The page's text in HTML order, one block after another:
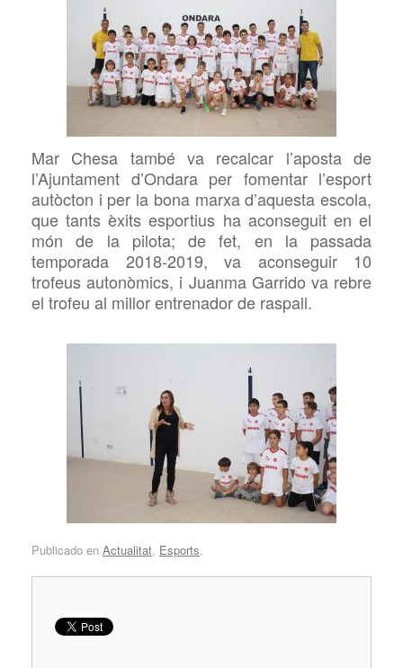
Mar Chesa també va recalcar l’aposta de
l’Ajuntament d’Ondara per fomentar l’esport
autòcton i per la bona marxa d’aquesta escola,
que tants èxits esportius ha aconseguit en el
món de la pilota; de fet, en la passada
temporada 2018-2019, va aconseguir 10
trofeus autonòmics, i Juanma Garrido va rebre
el trofeu al millor entrenador de raspall.
Publicado en Actualitat, Esports.